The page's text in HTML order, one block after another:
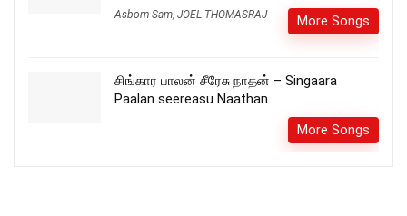
Asborn Sam, JOEL THOMASRAJ More Songs
சிங்கார பாலன் சீரேசு நாதன் – Singaara
Paalan seereasu Naathan
More Songs